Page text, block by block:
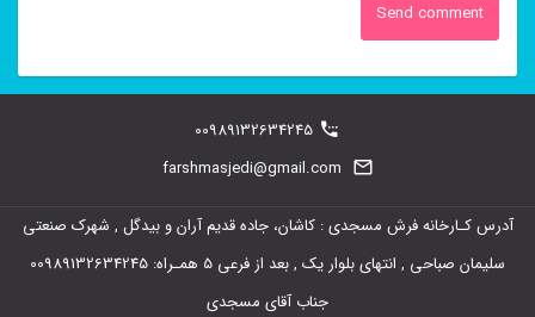
00989132634245
farshmasjedi@gmail.com
آدرس کـارخانه فرش مسجدی : کاشان، جاده قدیم آران و بیدگل , شهرک صنعتی
سلیمان صباحی , انتهای بلوار یک , بعد از فرعی 5 همـراه: 00989132634245
جناب آقای مسجدی